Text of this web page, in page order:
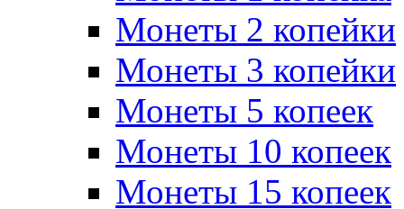
Монеты 2 копейки
Монеты 3 копейки
Монеты 5 копеек
Монеты 10 копеек
Монеты 15 копеек